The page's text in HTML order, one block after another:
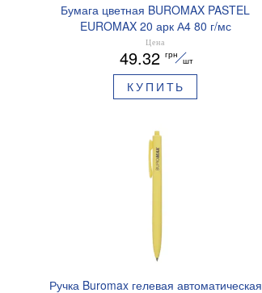
Бумага цветная BUROMAX PASTEL
EUROMAX 20 арк А4 80 г/мс
BM.2721220E-08
Цена
49.32 грн
шт
КУПИТЬ
Ручка Buromax гелевая автоматическая